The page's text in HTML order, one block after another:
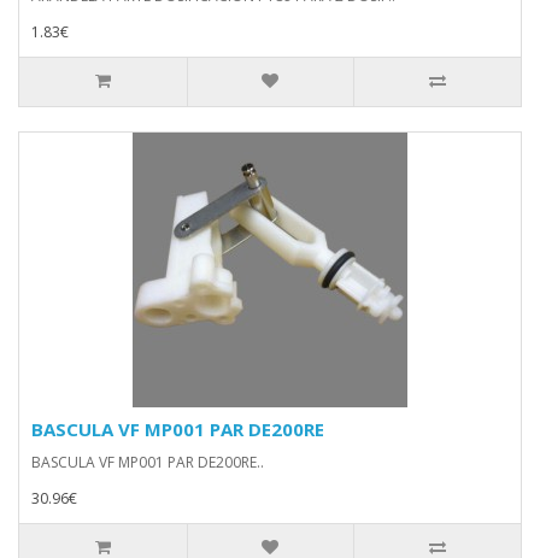
1.83€
BASCULA VF MP001 PAR DE200RE
BASCULA VF MP001 PAR DE200RE..
30.96€